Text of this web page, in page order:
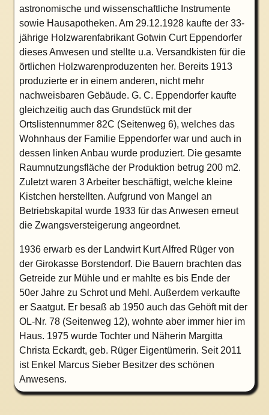
astronomische und wissenschaftliche Instrumente
sowie Hausapotheken. Am 29.12.1928 kaufte der 33-
jährige Holzwarenfabrikant Gotwin Curt Eppendorfer
dieses Anwesen und stellte u.a. Versandkisten für die
örtlichen Holzwarenproduzenten her. Bereits 1913
produzierte er in einem anderen, nicht mehr
nachweisbaren Gebäude. G. C. Eppendorfer kaufte
gleichzeitig auch das Grundstück mit der
Ortslistennummer 82C (Seitenweg 6), welches das
Wohnhaus der Familie Eppendorfer war und auch in
dessen linken Anbau wurde produziert. Die gesamte
Raumnutzungsfläche der Produktion betrug 200 m2.
Zuletzt waren 3 Arbeiter beschäftigt, welche kleine
Kistchen herstellten. Aufgrund von Mangel an
Betriebskapital wurde 1933 für das Anwesen erneut
die Zwangsversteigerung angeordnet.
1936 erwarb es der Landwirt Kurt Alfred Rüger von
der Girokasse Borstendorf. Die Bauern brachten das
Getreide zur Mühle und er mahlte es bis Ende der
50er Jahre zu Schrot und Mehl. Außerdem verkaufte
er Saatgut. Er besaß ab 1950 auch das Gehöft mit der
OL-Nr. 78 (Seitenweg 12), wohnte aber immer hier im
Haus. 1975 wurde Tochter und Näherin Margitta
Christa Eckardt, geb. Rüger Eigentümerin. Seit 2011
ist Enkel Marcus Sieber Besitzer des schönen
Anwesens.